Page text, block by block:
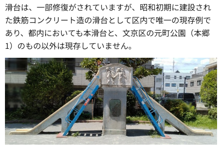
滑台は、一部修復がされていますが、昭和初期に建設され
た鉄筋コンクリート造の滑台として区内で唯一の現存例で
あり、都内においても本滑台と、文京区の元町公園（本郷
1）のもの以外は現存していません。